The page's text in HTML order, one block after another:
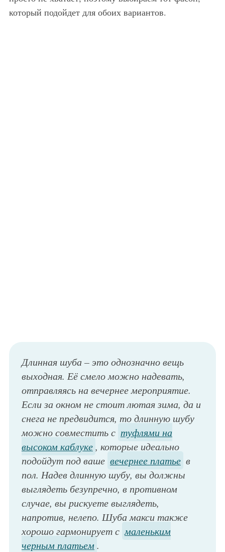
который подойдет для обоих вариантов.
Длинная шуба – это однозначно вещь
выходная. Её смело можно надевать,
отправляясь на вечернее мероприятие.
Если за окном не стоит лютая зима, да и
снега не предвидится, то длинную шубу
можно совместить с туфлями на
высоком каблуке, которые идеально
подойдут под ваше вечернее платье в
пол. Надев длинную шубу, вы должны
выглядеть безупречно, в противном
случае, вы рискуете выглядеть,
напротив, нелепо. Шуба макси также
хорошо гармонирует с маленьким
черным платьем.